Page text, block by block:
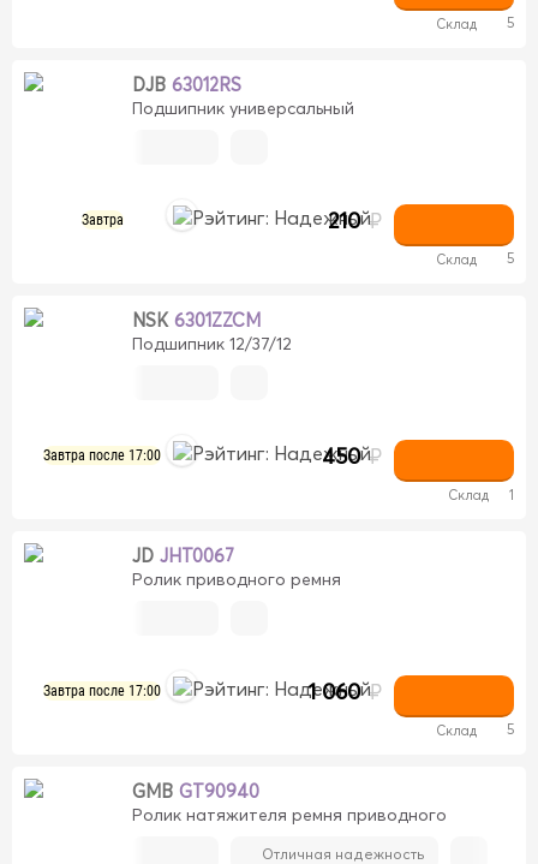
Склад 5
DJB 63012RS
Подшипник универсальный
Завтра 210 ₽
Склад 5
NSK 6301ZZCM
Подшипник 12/37/12
Завтра после 17:00 450 ₽
Склад 1
JD JHT0067
Ролик приводного ремня
Завтра после 17:00 1 060 ₽
Склад 5
GMB GT90940
Ролик натяжителя ремня приводного
Отличная надежность